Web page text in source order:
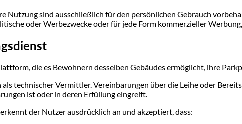
Nutzung sind ausschließlich für den persönlichen Gebrauch
oder Werbezwecke oder für jede Form kommerzieller
die es Bewohnern desselben Gebäudes ermöglicht, ihre
technischer Vermittler. Vereinbarungen über die Leihe oder
ist oder in deren Erfüllung eingreift.
der Nutzer ausdrücklich an und akzeptiert, dass: